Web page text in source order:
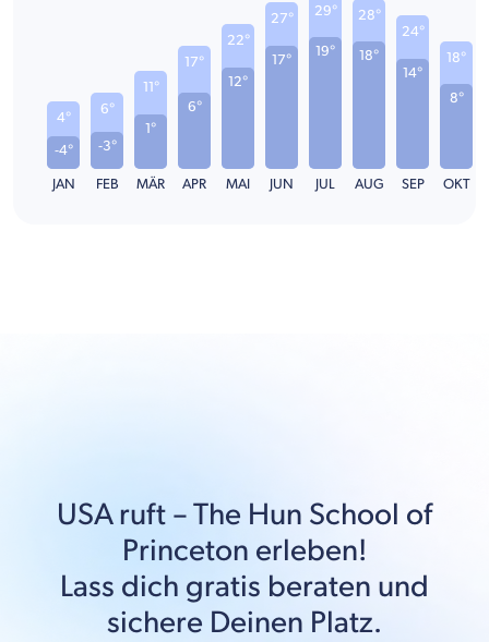
-4°
4°
JAN
-3°
6°
FEB
1°
11°
MÄR
6°
17°
APR
12°
22°
MAI
17°
27°
JUN
19°
29°
JUL
18°
28°
AUG
14°
24°
SEP
8°
18°
OKT
USAruft –The Hun School of
Princeton erleben!
Lass dich gratis beraten und
sichere Deinen Platz.